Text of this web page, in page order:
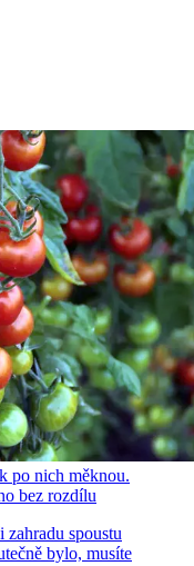
po nich měknou.
bez rozdílu
spoustu
bylo, musíte